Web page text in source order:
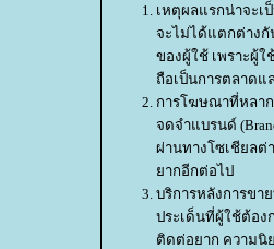
เหตุผลแรกน่าจะเ
จะไม่ได้แตกต่าง
ของผู้ใช้ เพราะผู้
ถือเป็นการตลาดแ
การโฆษณาที่หลาก
จดจำแบรนด์
ผ่านทางโซเชียลต่
ากอีกต่อไป
บริการหลังการขา
ประเด็นที่ผู้ใช้ต้อง
ติดต่อยาก ความนิ